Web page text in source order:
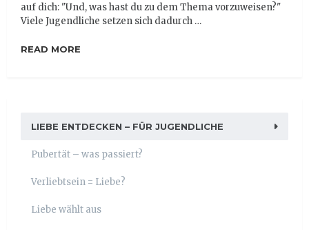
auf dich: "Und, was hast du zu dem Thema vorzuweisen?"
Viele Jugendliche setzen sich dadurch …
READ MORE
LIEBE ENTDECKEN – FÜR JUGENDLICHE
Pubertät – was passiert?
Verliebtsein = Liebe?
Liebe wählt aus